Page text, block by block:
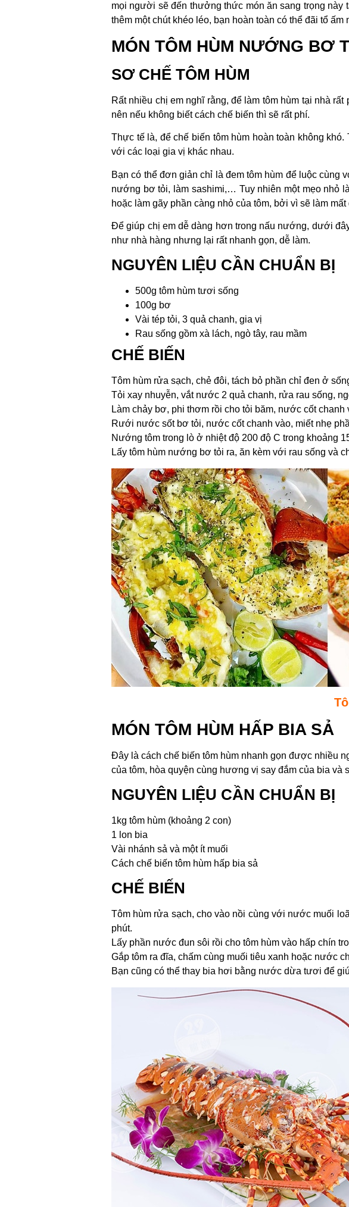
mọi người sẽ đến thưởng thức món ăn sang trọng này
thêm một chút khéo léo, bạn hoàn toàn có thể đãi tổ
MÓN TÔM HÙM NƯỚNG BƠ
SƠ CHẾ TÔM HÙM
Rất nhiều chị em nghĩ rằng, để làm tôm hùm tại nhà
nên nếu không biết cách chế biến thì sẽ rất phí.
Thực tế là, để chế biến tôm hùm hoàn toàn không
với các loại gia vị khác nhau.
Bạn có thể đơn giản chỉ là đem tôm hùm để luộc
nướng bơ tỏi, làm sashimi,… Tuy nhiên một mẹo nhỏ
hoặc làm gãy phần càng nhỏ của tôm, bởi vì sẽ làm
Để giúp chị em dễ dàng hơn trong nấu nướng, dưới
như nhà hàng nhưng lại rất nhanh gọn, dễ làm.
NGUYÊN LIỆU CẦN CHUẨN BỊ
500g tôm hùm tươi sống
100g bơ
Vài tép tỏi, 3 quả chanh, gia vị
Rau sống gồm xà lách, ngò tây, rau mầm
CHẾ BIẾN
Tôm hùm rửa sạch, chẻ đôi, tách bỏ phần chỉ đen ở
Tỏi xay nhuyễn, vắt nước 2 quả chanh, rửa rau sống,
Làm chảy bơ, phi thơm rồi cho tỏi băm, nước cốt chanh
Rưới nước sốt bơ tỏi, nước cốt chanh vào, miết nhẹ
Nướng tôm trong lò ở nhiệt độ 200 độ C trong khoảng
Lấy tôm hùm nướng bơ tỏi ra, ăn kèm với rau sống và
MÓN TÔM HÙM HẤP BIA SẢ
Đây là cách chế biến tôm hùm nhanh gọn được nhiều
của tôm, hòa quyện cùng hương vị say đắm của bia và
NGUYÊN LIỆU CẦN CHUẨN BỊ
1kg tôm hùm (khoảng 2 con)
1 lon bia
Vài nhánh sả và một ít muối
Cách chế biến tôm hùm hấp bia sả
CHẾ BIẾN
Tôm hùm rửa sạch, cho vào nồi cùng với nước muối
phút.
Lấy phần nước đun sôi rồi cho tôm hùm vào hấp chín
Gắp tôm ra đĩa, chấm cùng muối tiêu xanh hoặc nước
Bạn cũng có thể thay bia hơi bằng nước dừa tươi để